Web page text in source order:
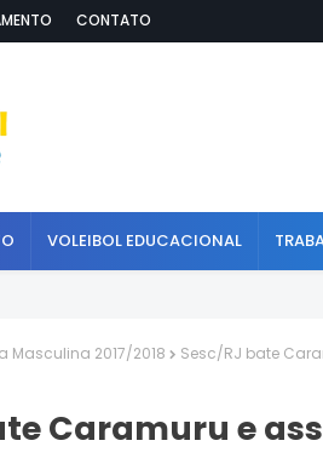
CONTATO
VOLEIBOL EDUCACIONAL
Masculina 2017/2018
Sesc/RJ bate
Caramuru e